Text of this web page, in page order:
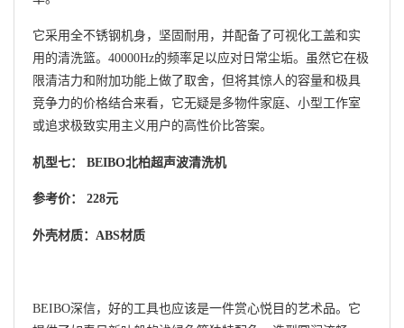
它采用全不锈钢机身，坚固耐用，并配备了可视化工盖和实
用的清洗篮。40000Hz的频率足以应对日常尘垢。虽然它在极
限清洁力和附加功能上做了取舍，但将其惊人的容量和极具
竞争力的价格结合来看，它无疑是多物件家庭、小型工作室
或追求极致实用主义用户的高性价比答案。
机型七： BEIBO北柏超声波清洗机
参考价： 228元
外壳材质：ABS材质
BEIBO深信，好的工具也应该是一件赏心悦目的艺术品。它